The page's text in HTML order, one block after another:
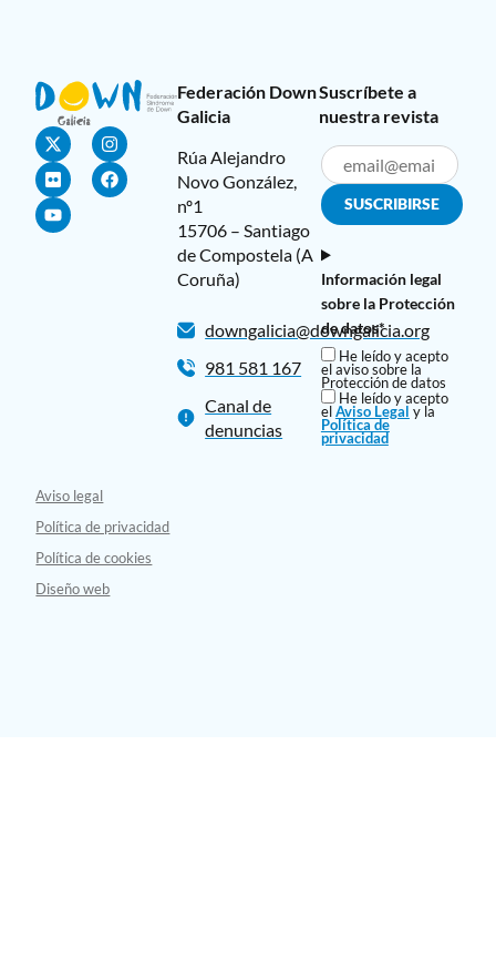
Federación Down
Galicia
Rúa Alejandro
Novo González,
nº1
15706 – Santiago
de Compostela (A
Coruña)
downgalicia@downgalicia.org
981 581 167
Canal de
denuncias
Suscríbete a
nuestra revista
Información legal
sobre la Protección
de datos*
He leído y acepto
el aviso sobre la
Protección de datos
He leído y acepto
elAviso Legal y la
Política de
privacidad
Aviso legal
Política de privacidad
Política de cookies
Diseño web